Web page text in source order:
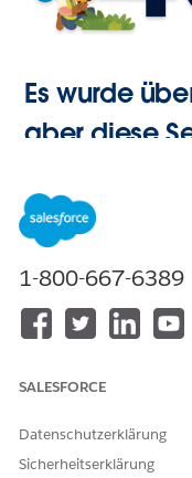
Es wurde
aber diese
1-800-667-6389
SALESFORCE
Datenschutzerklärung
Sicherheitserklärung